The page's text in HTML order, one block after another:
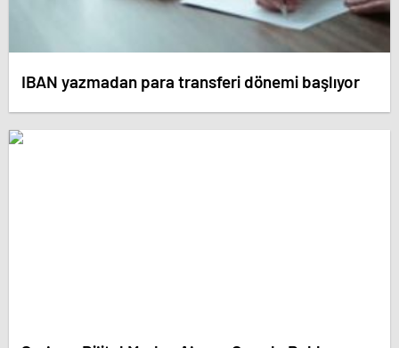
IBAN yazmadan para transferi dönemi başlıyor